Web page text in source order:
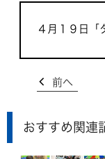
４月１９日「
前へ
おすすめ関連